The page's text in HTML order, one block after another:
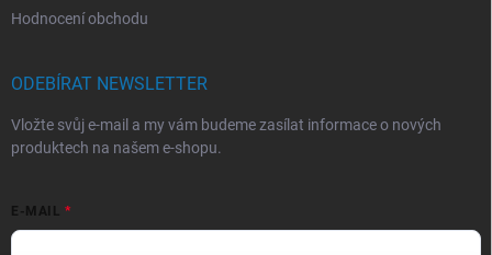
Hodnocení obchodu
ODEBÍRAT NEWSLETTER
Vložte svůj e-mail a my vám budeme zasílat informace o nových
produktech na našem e-shopu.
E-MAIL